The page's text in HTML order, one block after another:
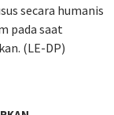
secara humanis
pada saat
(LE-DP)